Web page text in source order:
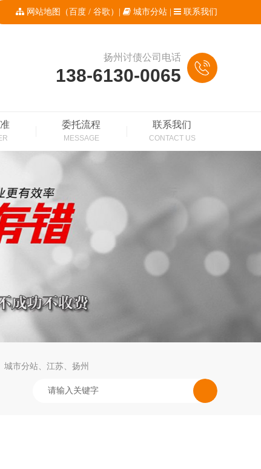
网站地图 （百度 / 谷歌 ）| 城市分站 联系我们
扬州讨债公司电话
138-6130-0065
委托流程
MESSAGE
联系我们
CONTACT US
城市分站 江苏 扬州